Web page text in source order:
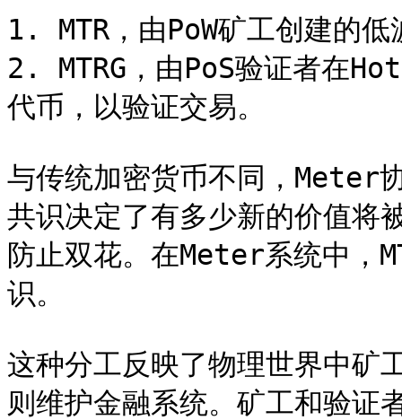
1. MTR，由PoW矿工创建的
2. MTRG，由PoS验证者在
代币，以验证交易。
与传统加密货币不同，Meter
共识决定了有多少新的价值将
防止双花。在Meter系统中，
识。
这种分工反映了物理世界中矿
则维护金融系统。矿工和验